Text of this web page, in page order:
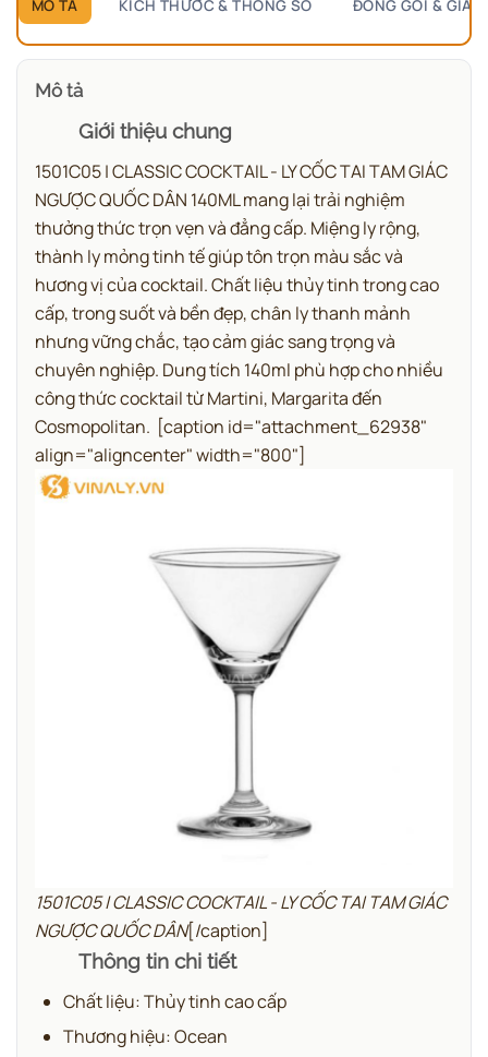
MÔ TẢ KÍCH THƯỚC & THÔNG SỐ ĐÓNG GÓI & GIAO
Mô tả
Giới thiệu chung
1501C05 | CLASSIC COCKTAIL - LY CỐC TAI TAM GIÁC
NGƯỢC QUỐC DÂN 140ML mang lại trải nghiệm
thưởng thức trọn vẹn và đẳng cấp. Miệng ly rộng,
thành ly mỏng tinh tế giúp tôn trọn màu sắc và
hương vị của cocktail. Chất liệu thủy tinh trong cao
cấp, trong suốt và bền đẹp, chân ly thanh mảnh
nhưng vững chắc, tạo cảm giác sang trọng và
chuyên nghiệp. Dung tích 140ml phù hợp cho nhiều
công thức cocktail từ Martini, Margarita đến
Cosmopolitan. [caption id="attachment_62938"
align="aligncenter" width="800"]
1501C05 | CLASSIC COCKTAIL - LY CỐC TAI TAM GIÁC
NGƯỢC QUỐC DÂN[/caption]
Thông tin chi tiết
Chất liệu: Thủy tinh cao cấp
Thương hiệu: Ocean